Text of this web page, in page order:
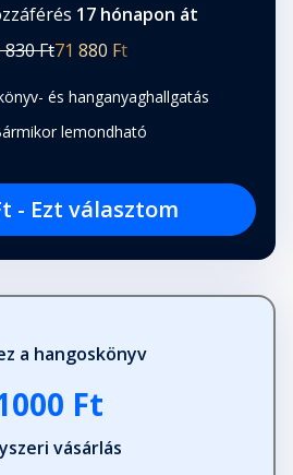
17 hónapon át
830 Ft71 880 Ft
és hanganyaghallgatás
lemondható
- Ezt választom
a hangoskönyv
Ft
vásárlás